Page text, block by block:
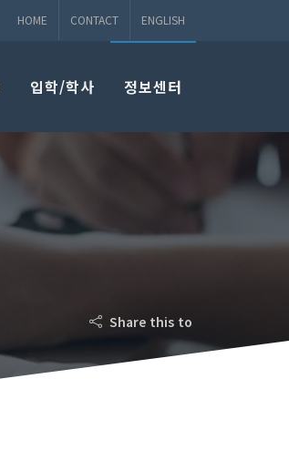
HOME CONTACT ENGLISH
입학/학사 정보센터
Share this to